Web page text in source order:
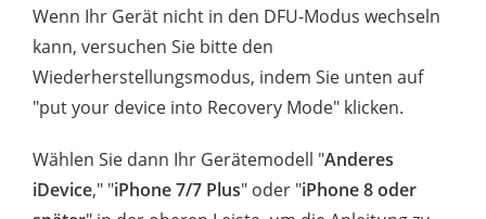
Wenn Ihr Gerät nicht in den DFU-Modus wechseln
kann, versuchen Sie bitte den
Wiederherstellungsmodus, indem Sie unten auf
"put your device into Recovery Mode" klicken.
Wählen Sie dann Ihr Gerätemodell "Anderes
iDevice," "iPhone 7/7 Plus" oder "iPhone 8 oder